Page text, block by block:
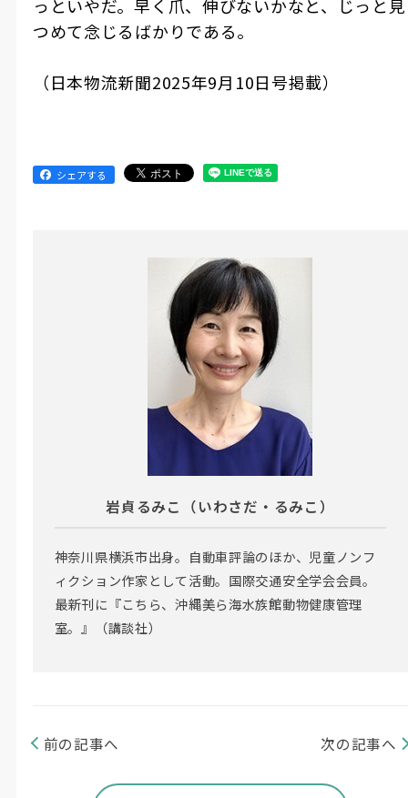
っといやだ。早く爪、伸びないかなと、じっと見
つめて念じるばかりである。
（日本物流新聞2025年9月10日号掲載）
シェアする
岩貞るみこ（いわさだ・るみこ）
神奈川県横浜市出身。自動車評論のほか、児童ノンフ
ィクション作家として活動。国際交通安全学会会員。
最新刊に『こちら、沖縄美ら海水族館動物健康管理
室。』（講談社）
前の記事へ 次の記事へ